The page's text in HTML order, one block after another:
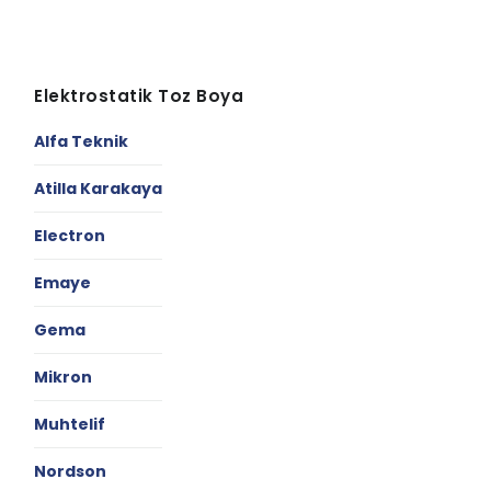
Elektrostatik Toz Boya
Alfa Teknik
Atilla Karakaya
Electron
Emaye
Gema
Mikron
Muhtelif
Nordson